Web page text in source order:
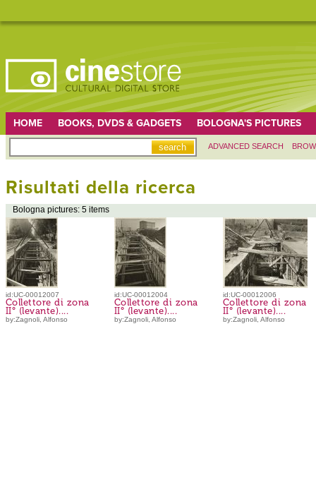
HOME BOOKS, DVDS & GADGETS BOLOGNA'S PICTURES
ADVANCED SEARCH
Risultati della ricerca
Bologna pictures: 5 items
id:UC-00012007
Collettore di zona
II° (levante)....
by:Zagnoli, Alfonso
id:UC-00012004
Collettore di zona
II° (levante)....
by:Zagnoli, Alfonso
id:UC-00012006
Collettore di zona
II° (levante)....
by:Zagnoli, Alfonso